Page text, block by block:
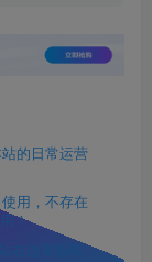
的日常运营
用，不存在
！
右边客服联